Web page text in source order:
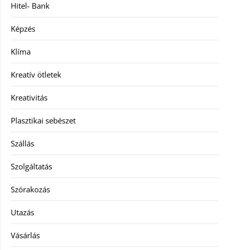
Hitel- Bank
Képzés
Klíma
Kreatív ötletek
Kreativitás
Plasztikai sebészet
Szállás
Szolgáltatás
Szórakozás
Utazás
Vásárlás